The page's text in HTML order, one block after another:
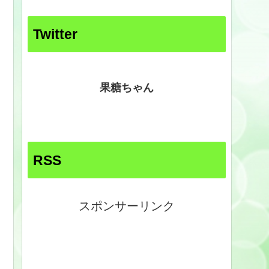
Twitter
果糖ちゃん
RSS
スポンサーリンク